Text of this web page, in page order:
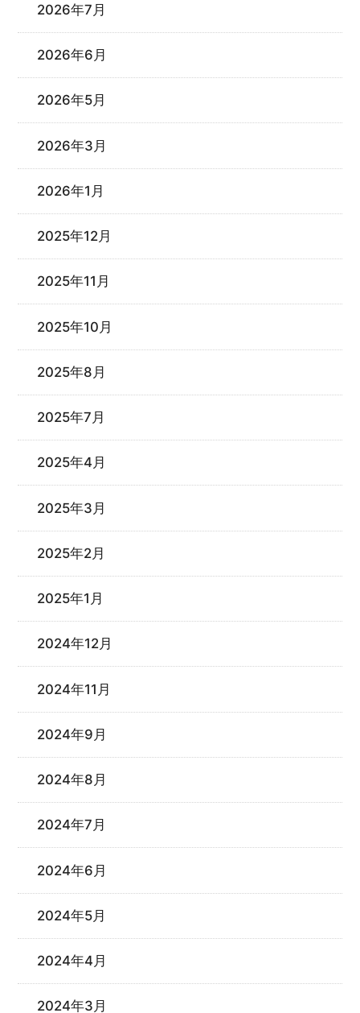
2026年7月
2026年6月
2026年5月
2026年3月
2026年1月
2025年12月
2025年11月
2025年10月
2025年8月
2025年7月
2025年4月
2025年3月
2025年2月
2025年1月
2024年12月
2024年11月
2024年9月
2024年8月
2024年7月
2024年6月
2024年5月
2024年4月
2024年3月